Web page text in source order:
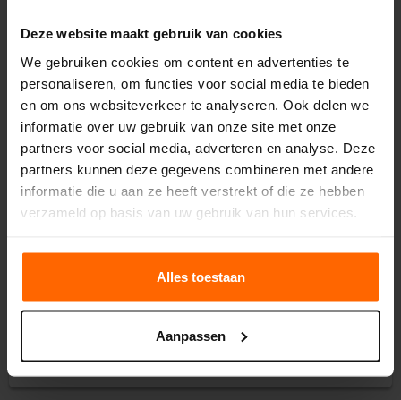
Deze website maakt gebruik van cookies
We gebruiken cookies om content en advertenties te
personaliseren, om functies voor social media te bieden
en om ons websiteverkeer te analyseren. Ook delen we
informatie over uw gebruik van onze site met onze
partners voor social media, adverteren en analyse. Deze
partners kunnen deze gegevens combineren met andere
informatie die u aan ze heeft verstrekt of die ze hebben
verzameld op basis van uw gebruik van hun services.
Alles toestaan
Aanpassen
Voorschot, facturen & betalingen
Mijn easyEnergy
Energiecontract
Ons aanbod
Overstappen naar easyEnergy
Onze tarieven
Stroom terugleveren